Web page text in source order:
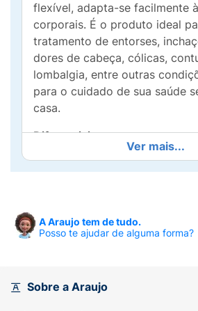
flexível, adapta-se facilmente
corporais. É o produto ideal
tratamento de entorses,
dores de cabeça, cólicas,
lombalgia, entre outras
para o cuidado de sua saúde
casa.
Diferenciais:
Oferece terapia quente e fria
Material resistente
Disponível em dois tamanhos:
Ver mais...
A Araujo tem de tudo.
Posso te ajudar de alguma forma?
Sobre a Araujo